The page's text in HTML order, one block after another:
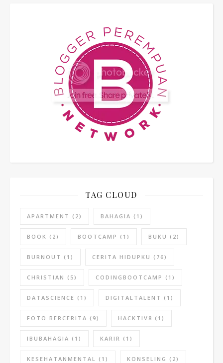
TAG CLOUD
APARTMENT (2) BAHAGIA (1)
BOOK (2) BOOTCAMP (1) BUKU (2)
BURNOUT (1) CERITA HIDUPKU (76)
CHRISTIAN (5) CODINGBOOTCAMP (1)
DATASCIENCE (1) DIGITALTALENT (1)
FOTO BERCERITA (9) HACKTIV8 (1)
IBUBAHAGIA (1) KARIR (1)
KESEHATANMENTAL (1) KONSELING (2)